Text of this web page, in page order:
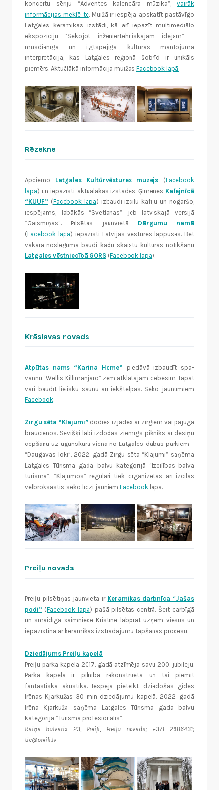
koncertu sēriju “Adventes kalendāra mūzika”, vairāk
informācijas meklē te. Muižā ir iespēja apskatīt pastāvīgo
Latgales keramikas izstādi, kā arī iepazīt multimediālo
ekspozīciju “Sekojot inženiertehniskajām idejām” –
mūsdienīga un ilgtspējīga kultūras mantojuma
interpretācija, kas Latgales reģionā šobrīd ir unikāls
piemērs. Aktuālākā informācija muižas Facebook lapā.
Rēzekne
Apciemo Latgales Kultūrvēstures muzejs (Facebook
lapa) un iepazīsti aktuālākās izstādes. Ģimenes Kafejnīcā
“KUUP” (Facebook lapa) izbaudi izcilu kafiju un nogaršo,
iespējams, labākās “Svetlanas” jeb latviskajā versijā
“Gaismiņas”. Pilsētas jaunvietā Dārgumu namā
(Facebook lapa) iepazīsti Latvijas vēstures lappuses. Bet
vakara noslēgumā baudi kādu skaistu kultūras notikšanu
Latgales vēstniecībā GORS (Facebook lapa).
Krāslavas novads
Atpūtas nams “Karina Home” piedāvā izbaudīt spa-
vannu “Wellis Killimanjaro” zem atklātajām debesīm. Tāpat
vari baudīt lielisku saunu arī iekštelpās. Seko jaunumiem
Facebook.
Zirgu sēta “Klajumi” dodies izjādēs ar zirgiem vai pajūga
braucienos. Sevišķi labi izdodas ziemīgs pikniks ar desiņu
cepšanu uz ugunskura vienā no Latgales dabas parkiem –
“Daugavas loki”. 2022. gadā Zirgu sēta “Klajumi” saņēma
Latgales Tūrisma gada balvu kategorijā “Izcilības balva
tūrismā”. “Klajumos” regulāri tiek organizētas arī izcilas
vēlbroksastis, seko līdzi jauniem Facebook lapā.
Preiļu novads
Preiļu pilsētiņas jaunvieta ir Keramikas darbnīca “Jašas
podi” (Facebook lapa) pašā pilsētas centrā. Šeit darbīgā
un smaidīgā saimniece Kristīne labprāt uzņem viesus un
iepazīstina ar keramikas izstrādājumu tapšanas procesu.
Dziedājums Preiļu kapelā
Preiļu parka kapela 2017. gadā atzīmēja savu 200. jubileju.
Parka kapela ir pilnībā rekonstruēta un tai piemīt
fantastiska akustika. Iespēja pieteikt dziedošās gides
Irēnas Kjarkužas 30 min dziedājumu kapelā. 2022. gadā
Irēna Kjarkuža saņēma Latgales Tūrisma gada balvu
kategorijā “Tūrisma profesionālis”.
Raiņa bulvāris 23, Preiļi, Preiļu novads; +371 29116431;
tic@preili.lv